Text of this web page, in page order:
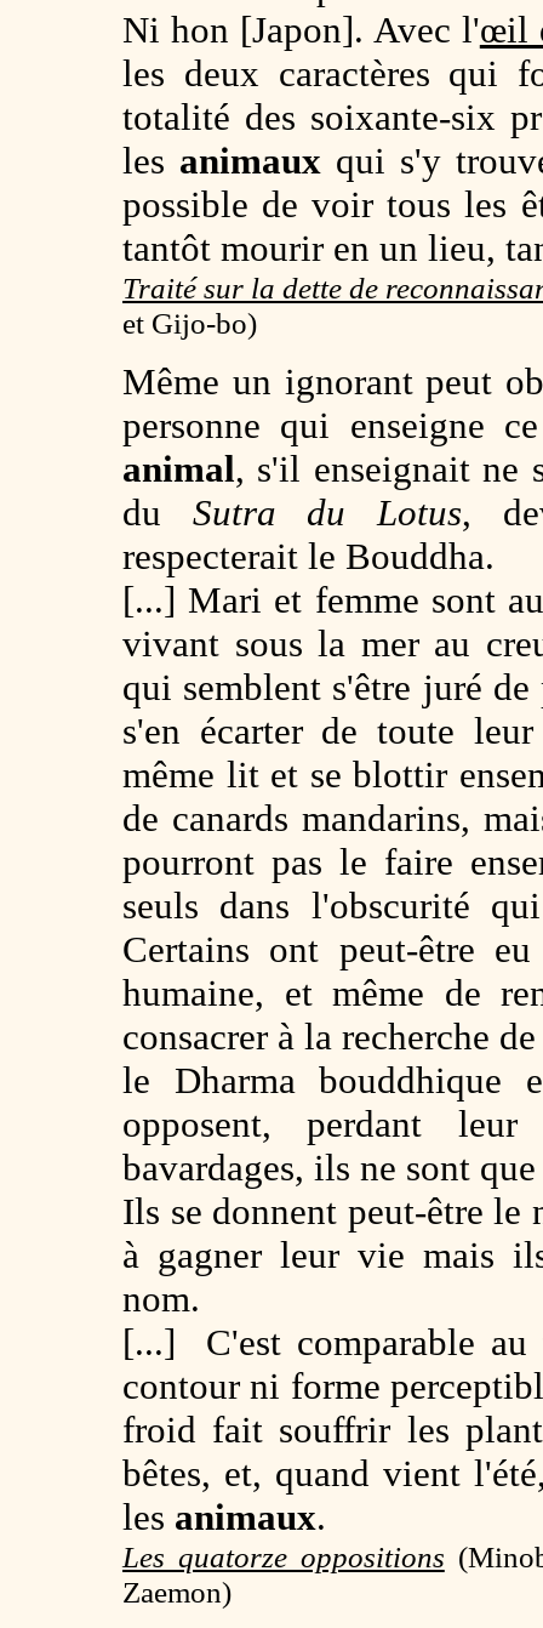
Ni hon [Japon]. Avec l'œil
les deux caractères qui
totalité des soixante-six
les animauxqui s'y
possible de voir tous les
tantôt mourir en un lieu,
Traité sur la dette de
et Gijo-bo)
Même un ignorant peut
personne qui enseigne
animal, s'il enseignait ne
du Sutra du Lotus,
respecterait le Bouddha.
[...] Mari et femme sont
vivant sous la mer au
qui semblent s'être juré
s'en écarter de toute
même lit et se blottir
de canards mandarins,
pourront pas le faire
seuls dans l'obscurité
Certains ont peut-être
humaine, et même de
consacrer à la recherche
le Dharma
opposent, perdant
bavardages, ils ne sont
Ils se donnent peut-être le
à gagner leur vie mais
nom.
[...] C'est comparable
contour ni forme
froid fait souffrir les
bêtes, et, quand vient
les animaux.
Les quatorze oppositions (
Zaemon)